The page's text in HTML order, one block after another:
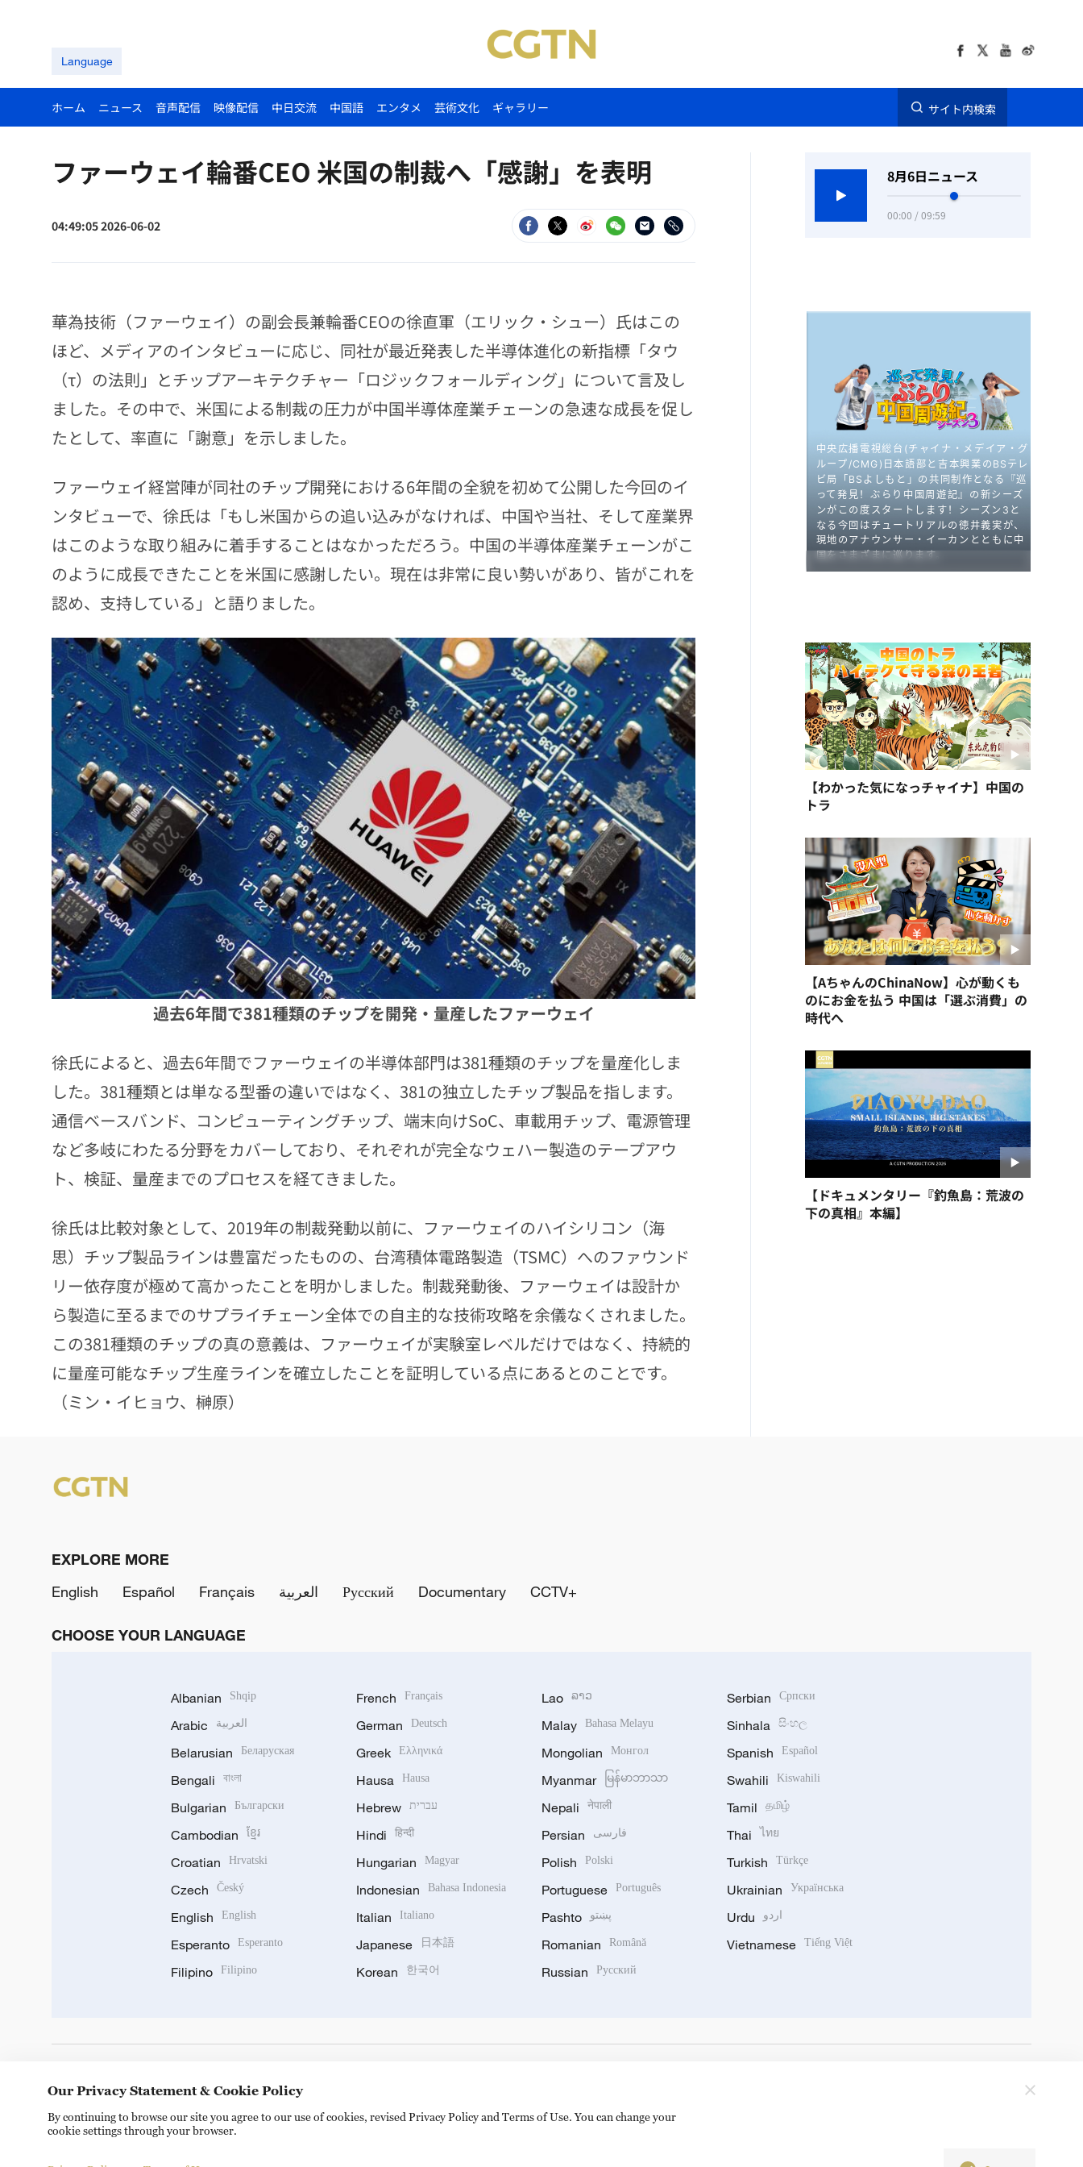
Language
ホーム ニュース 音声配信 映像配信 中日交流 中国語 エンタメ 芸術文化 ギャラリー サイト内検索
ファーウェイ輪番CEO 米国の制裁へ「感謝」を表明
04:49:05 2026-06-02
華為技術（ファーウェイ）の副会長兼輪番CEOの徐直軍（エリック・シュー）氏はこの
ほど、メディアのインタビューに応じ、同社が最近発表した半導体進化の新指標「タウ
（τ）の法則」とチップアーキテクチャー「ロジックフォールディング」について言及し
ました。その中で、米国による制裁の圧力が中国半導体産業チェーンの急速な成長を促し
たとして、率直に「謝意」を示しました。
ファーウェイ経営陣が同社のチップ開発における6年間の全貌を初めて公開した今回のイ
ンタビューで、徐氏は「もし米国からの追い込みがなければ、中国や当社、そして産業界
はこのような取り組みに着手することはなかっただろう。中国の半導体産業チェーンがこ
のように成長できたことを米国に感謝したい。現在は非常に良い勢いがあり、皆がこれを
認め、支持している」と語りました。
過去6年間で381種類のチップを開発・量産したファーウェイ
徐氏によると、過去6年間でファーウェイの半導体部門は381種類のチップを量産化しま
した。381種類とは単なる型番の違いではなく、381の独立したチップ製品を指します。
通信ベースバンド、コンピューティングチップ、端末向けSoC、車載用チップ、電源管理
など多岐にわたる分野をカバーしており、それぞれが完全なウェハー製造のテープアウ
ト、検証、量産までのプロセスを経てきました。
徐氏は比較対象として、2019年の制裁発動以前に、ファーウェイのハイシリコン（海
思）チップ製品ラインは豊富だったものの、台湾積体電路製造（TSMC）へのファウンド
リー依存度が極めて高かったことを明かしました。制裁発動後、ファーウェイは設計か
ら製造に至るまでのサプライチェーン全体での自主的な技術攻略を余儀なくされました。
この381種類のチップの真の意義は、ファーウェイが実験室レベルだけではなく、持続的
に量産可能なチップ生産ラインを確立したことを証明している点にあるとのことです。
（ミン・イヒョウ、榊原）
8月6日ニュース
00:00 / 09:59
【わかった気になっチャイナ】中国の
トラ
【AちゃんのChinaNow】心が動くも
のにお金を払う 中国は「選ぶ消費」の
時代へ
【ドキュメンタリー『釣魚島：荒波の
下の真相』本編】
EXPLORE MORE
English
Español Français العربية Русский Documentary CCTV+
CHOOSE YOUR LANGUAGE
Albanian Shqip
Arabic العربية
Belarusian Беларуская
Bengali বাংলা
Bulgarian Български
Cambodian ខ្មែរ
Croatian Hrvatski
Czech Český
English English
Esperanto Esperanto
Filipino Filipino
French Français
German Deutsch
Greek Ελληνικά
Hausa Hausa
Hebrew עברית
Hindi हिन्दी
Hungarian Magyar
Indonesian Bahasa Indonesia
Italian Italiano
Japanese 日本語
Korean 한국어
Lao ລາວ
Malay Bahasa Melayu
Mongolian Монгол
Myanmar မြန်မာဘာသာ
Nepali नेपाली
Persian فارسی
Polish Polski
Portuguese Português
Pashto پښتو
Romanian Română
Russian Русский
Serbian Српски
Sinhala සිංහල
Spanish Español
Swahili Kiswahili
Tamil தமிழ்
Thai ไทย
Turkish Türkçe
Ukrainian Українська
Urdu اردو
Vietnamese Tiếng Việt
Our Privacy Statement & Cookie Policy
By continuing to browse our site you agree to our use of cookies, revised Privacy Policy and Terms of Use. You can change your
cookie settings through your browser.